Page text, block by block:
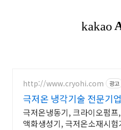
http://www.cryohi.com 광고
극저온 냉각기술 전문기
온 냉각기술 전문기업
극저온냉동기, 크라이오펌프
액화생성기, 극저온소재시험